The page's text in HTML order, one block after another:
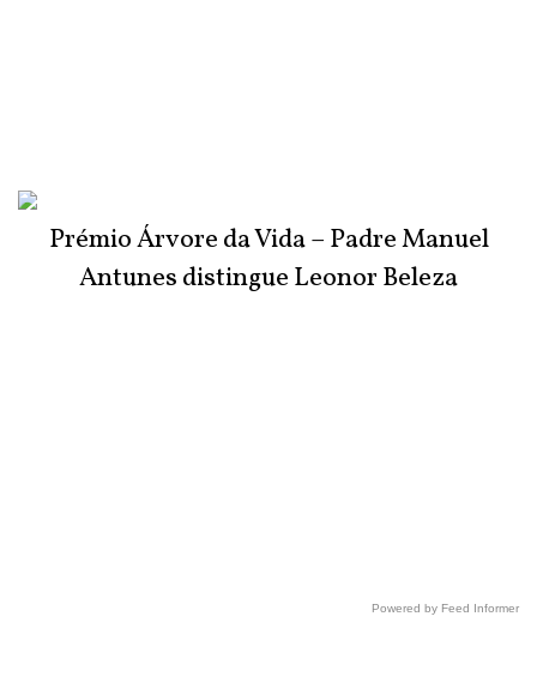
Prémio Árvore da Vida – Padre Manuel
Antunes distingue Leonor Beleza
Powered by Feed Informer